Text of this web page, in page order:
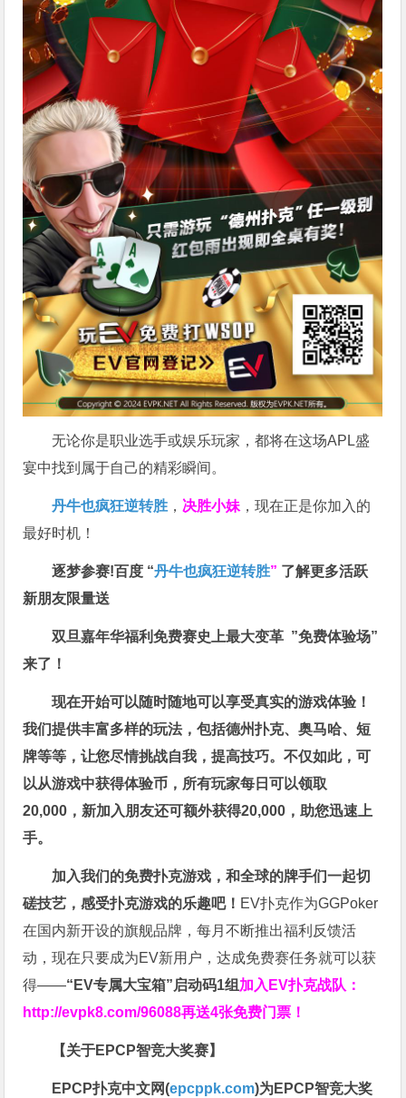
无论你是职业选手或娱乐玩家，都将在这场APL盛
宴中找到属于自己的精彩瞬间。
丹牛也疯狂逆转胜 ， 决胜小妹 ，现在正是你加入的
最好时机！
逐梦参赛!百度 “丹牛也疯狂逆转胜” 了解更多活跃
新朋友限量送
双旦嘉年华福利免费赛史上最大变革 ”免费体验场”
来了！
现在开始可以随时随地可以享受真实的游戏体验！
我们提供丰富多样的玩法，包括德州扑克、奥马哈、短
牌等等，让您尽情挑战自我，提高技巧。不仅如此，可
以从游戏中获得体验币，所有玩家每日可以领取
20,000，新加入朋友还可额外获得20,000，助您迅速上
手。
加入我们的免费扑克游戏，和全球的牌手们一起切
磋技艺，感受扑克游戏的乐趣吧！ EV扑克作为GGPoker
在国内新开设的旗舰品牌，每月不断推出福利反馈活
动，现在只要成为EV新用户，达成免费赛任务就可以获
得——“EV专属大宝箱”启动码1组 加入EV扑克战队：
http://evpk8.com/96088再送4张免费门票！
【关于EPCP智竞大奖赛】
EPCP扑克中文网(epcppk.com)为EPCP智竞大奖